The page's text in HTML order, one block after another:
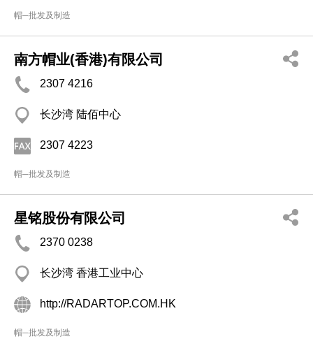
帽─批发及制造
南方帽业(香港)有限公司
2307 4216
长沙湾 陆佰中心
2307 4223
帽─批发及制造
星铭股份有限公司
2370 0238
长沙湾 香港工业中心
http://RADARTOP.COM.HK
帽─批发及制造